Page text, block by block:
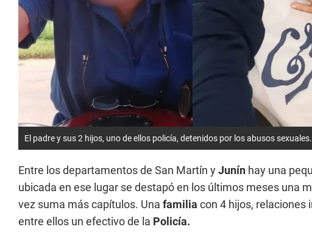
El padre y sus 2 hijos, uno de ellos policía, detenidos por los abusos sexuales.
Entre los departamentos de San Martín yJunín hay una
ubicada en ese lugar se destapó en los últimos meses una
vez suma más capítulos. Una familia con 4 hijos, relaciones
entre ellos un efectivo de la Policía.